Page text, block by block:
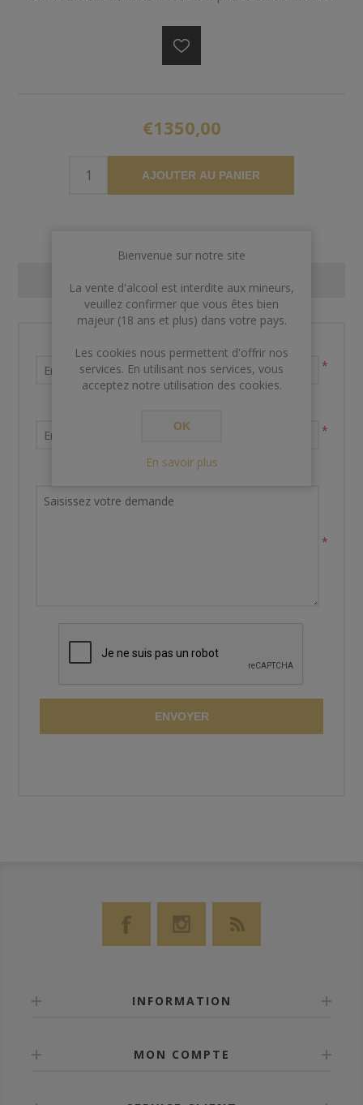
€1350,00
AJOUTER AU PANIER
CONTACT US
*
*
Demande de renseignements
*
ENVOYER
INFORMATION
MON COMPTE
Bienvenue sur notre site
La vente d'alcool est interdite aux mineurs,
veuillez confirmer que vous êtes bien
majeur (18 ans et plus) dans votre pays.
Les cookies nous permettent d'offrir nos
services. En utilisant nos services, vous
acceptez notre utilisation des cookies.
OK
En savoir plus